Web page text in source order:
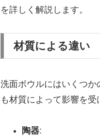
を詳しく解説します。
材質による違い
洗面ボウルにはいくつ
も材質によって影響を
陶器: